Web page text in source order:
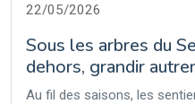
22/05/2026
Sous les arbres du
dehors, grandir
Au fil des saisons, les